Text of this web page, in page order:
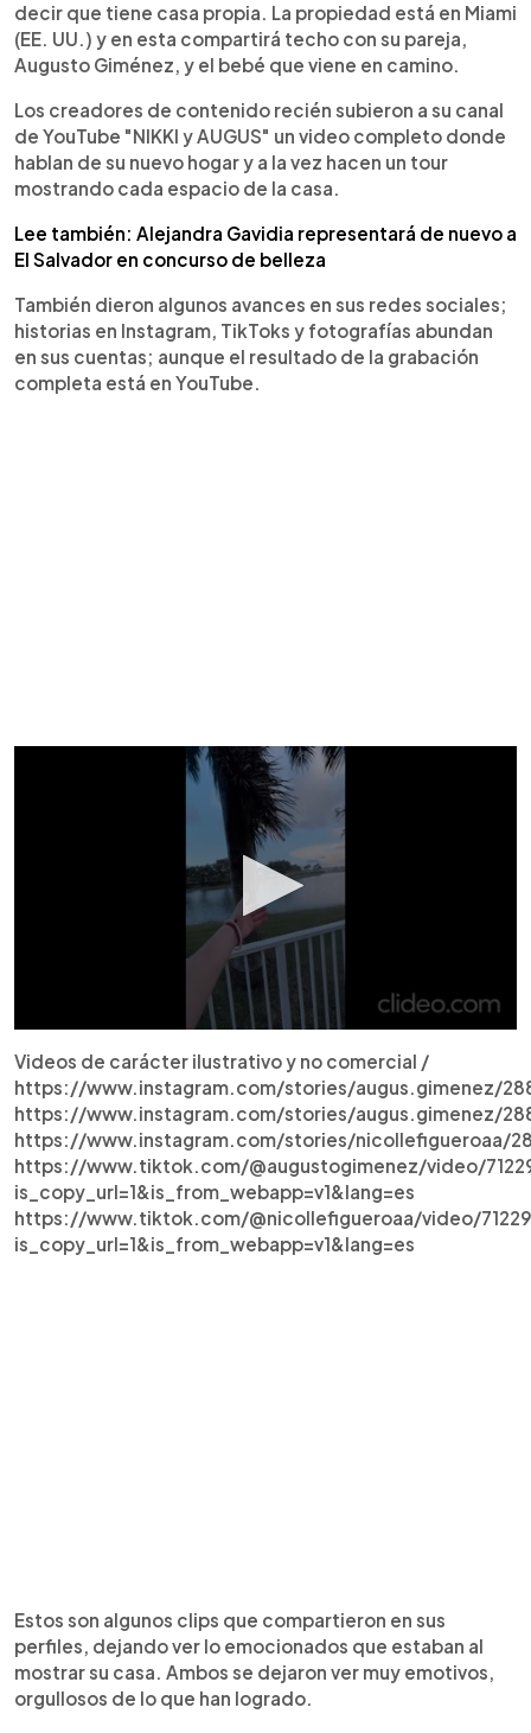
decir que tiene casa propia. La propiedad está en Miami
(EE. UU.) y en esta compartirá techo con su pareja,
Augusto Giménez, y el bebé que viene en camino.
Los creadores de contenido recién subieron a su canal
de YouTube "NIKKI y AUGUS" un video completo donde
hablan de su nuevo hogar y a la vez hacen un tour
mostrando cada espacio de la casa.
Lee también: Alejandra Gavidia representará de nuevo a
El Salvador en concurso de belleza
También dieron algunos avances en sus redes sociales;
historias en Instagram, TikToks y fotografías abundan
en sus cuentas; aunque el resultado de la grabación
completa está en YouTube.
Videos de carácter ilustrativo y no comercial /
https://www.instagram.com/stories/augus.gimenez/
https://www.instagram.com/stories/augus.gimenez/
https://www.instagram.com/stories/nicollefigueroaa/
https://www.tiktok.com/@augustogimenez/video/
is_copy_url=1&is_from_webapp=v1&lang=es
https://www.tiktok.com/@nicollefigueroaa/video/
is_copy_url=1&is_from_webapp=v1&lang=es
Estos son algunos clips que compartieron en sus
perfiles, dejando ver lo emocionados que estaban al
mostrar su casa. Ambos se dejaron ver muy emotivos,
orgullosos de lo que han logrado.